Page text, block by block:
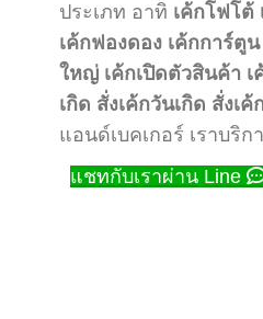
ประเภท อาทิ เค้กโฟโต้
เค้กฟองดอง เค้กการ์ตูน
ใหญ่ เค้กเปิดตัวสินค้า เ
เกิด สั่งเค้กวันเกิด สั่งเค้
แอนด์เบคเกอร์ เราบริก
แชทกับเราผ่าน Line